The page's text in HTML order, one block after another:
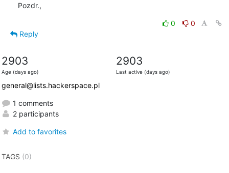
Pozdr.,
0
0
Reply
2903
Age (days ago)
2903
Last active (days ago)
general@lists.hackerspace.pl
1 comments
2 participants
Add to favorites
TAGS (0)